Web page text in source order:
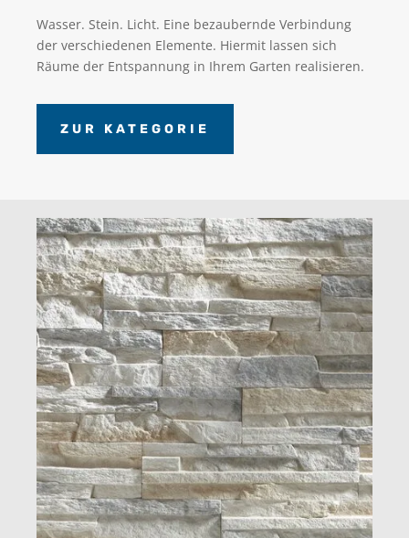
Wasser. Stein. Licht. Eine bezaubernde Verbindung
der verschiedenen Elemente. Hiermit lassen sich
Räume der Entspannung in Ihrem Garten realisieren.
ZUR KATEGORIE